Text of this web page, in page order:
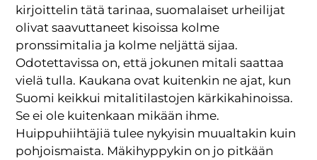
kirjoittelin tätä tarinaa, suomalaiset urheilijat
olivat saavuttaneet kisoissa kolme
pronssimitalia ja kolme neljättä sijaa.
Odotettavissa on, että jokunen mitali saattaa
vielä tulla. Kaukana ovat kuitenkin ne ajat, kun
Suomi keikkui mitalitilastojen kärkikahinoissa.
Se ei ole kuitenkaan mikään ihme.
Huippuhiihtäjiä tulee nykyisin muualtakin kuin
pohjoismaista. Mäkihyppykin on jo pitkään